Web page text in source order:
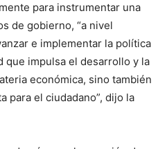
para instrumentar una
de gobierno, “a nivel
e implementar la política
que impulsa el desarrollo y la
económica, sino también
para el ciudadano”, dijo la